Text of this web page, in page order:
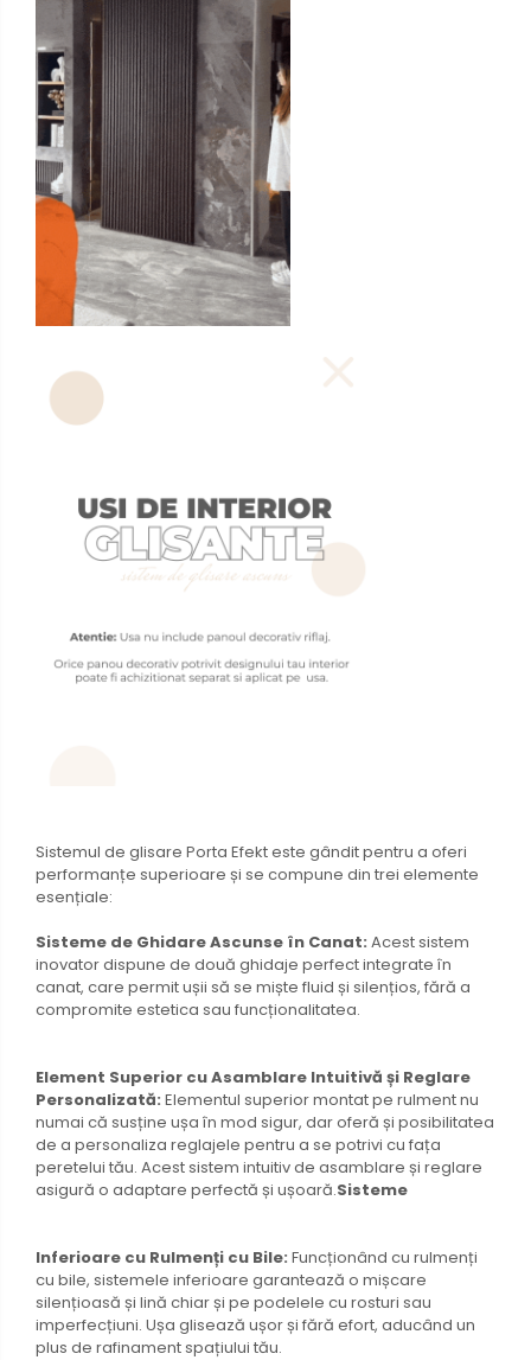
Sistemul de glisare Porta Efekt este gândit pentru a oferi
performanțe superioare și se compune din trei elemente
esențiale:
Sisteme de Ghidare Ascunse în Canat: Acest sistem
inovator dispune de două ghidaje perfect integrate în
canat, care permit ușii să se miște fluid și silențios, fără a
compromite estetica sau funcționalitatea.
Element Superior cu Asamblare Intuitivă și Reglare
Personalizată: Elementul superior montat pe rulment nu
numai că susține ușa în mod sigur, dar oferă și posibilitatea
de a personaliza reglajele pentru a se potrivi cu fața
peretelui tău. Acest sistem intuitiv de asamblare și reglare
asigură o adaptare perfectă și ușoară.Sisteme
Inferioare cu Rulmenți cu Bile: Funcționând cu rulmenți
cu bile, sistemele inferioare garantează o mișcare
silențioasă și lină chiar și pe podelele cu rosturi sau
imperfecțiuni. Ușa glisează ușor și fără efort, aducând un
plus de rafinament spațiului tău.